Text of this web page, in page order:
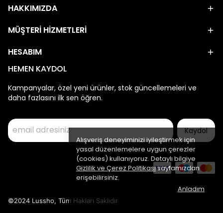
Alışveriş deneyiminizi iyileştirmek için
yasal düzenlemelere uygun çerezler
(cookies) kullanıyoruz. Detaylı bilgiye
Gizlilik ve Çerez Politikasısayfamızdan
erişebilirsiniz.
Anladım
HAKKIMIZDA
MÜŞTERİ HİZMETLERİ
HESABIM
HEMEN KAYDOL
Kampanyalar, özel yeni ürünler, stok güncellemeleri ve
daha fazlasını ilk sen öğren.
Kaydol
©2024 Lussho, Tüm Hakları Saklıdır